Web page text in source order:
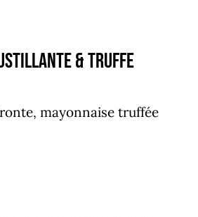
& Truffe
mayonnaise truffée